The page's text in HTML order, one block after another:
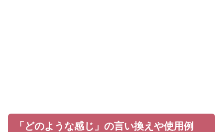
「どのような感じ」の言い換えや使用例